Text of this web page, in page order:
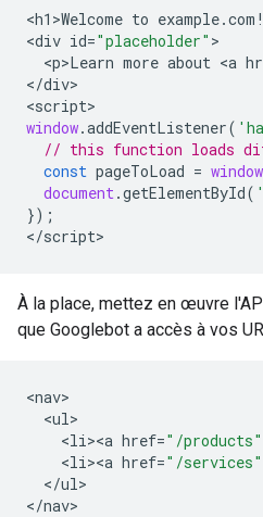
<h1>Welcome to example.com !
<div id="placeholder"
<p>Learn more about <a
</div>
<script
window.addEventListener(
// this function loads
const pageToLoad = window
document.getElementById(
});
</script>
À la place, mettez en œuvre
que Googlebot a accès à vos
<nav
<ul
<li><a href="/products"
<li><a href="/services"
</ul>
</nav>